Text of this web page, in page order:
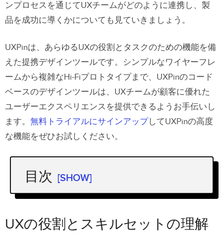
ンプロセスを通じてUXチームがどのように連携し、製
品を成功に導くかについても見ていきましょう。
UXPinは、あらゆるUXの役割とタスクのための機能を備
えた提携デザインツールです。シンプルなワイヤーフレ
ームから複雑なHi-Fiプロトタイプまで、UXPinのコード
ベースのデザインツールは、UXチームが顧客に優れた
ユーザーエクスペリエンスを提供できるようお手伝いし
ます。 無料トライアルにサインアップしてUXPinの高度
な機能をぜひお試しください。
目次 [SHOW]
UXの役割とスキルセットの理解
UXデザイナー
UXの役割とスキルセットの理解